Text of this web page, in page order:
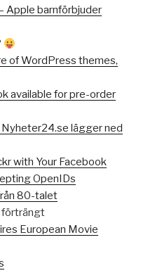
Apple barnförbjuder
of WordPress themes,
available for pre-order
lägger ned
with Your Facebook
OpenIDs
80-talet
förträngt
European Movie